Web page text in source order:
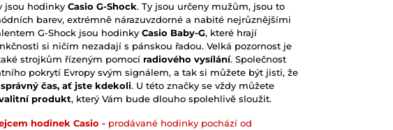
jsou hodinky Casio G-Shock. Ty jsou určeny mužům, jsou to
barev, extrémně nárazuvzdorné a nabité nejrůznějšími
G-Shock jsou hodinky Casio Baby-G, které hrají
si ničím nezadají s pánskou řadou. Velká pozornost je
strojkům řízeným pomocí radiového vysílání. Společnost
pokrytí Evropy svým signálem, a tak si můžete být jisti, že
správný čas, ať jste kdekoli. U této značky se vždy můžete
produkt, který Vám bude dlouho spolehlivě sloužit.
hodinek Casio - prodávané hodinky pochází od